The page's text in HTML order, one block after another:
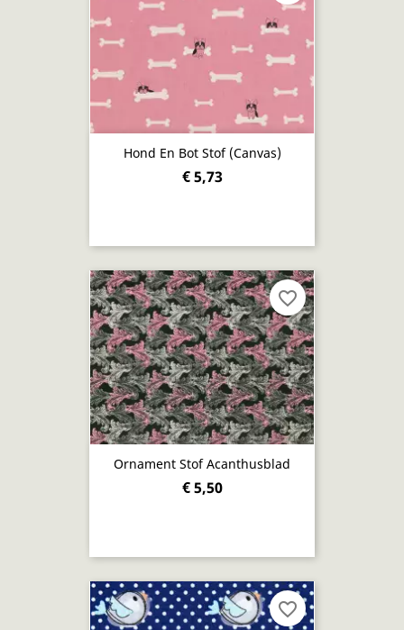
Hond En Bot Stof (canvas)
€ 5,73
Ornament Stof Acanthusblad
€ 5,50
favorite_border
favorite_border